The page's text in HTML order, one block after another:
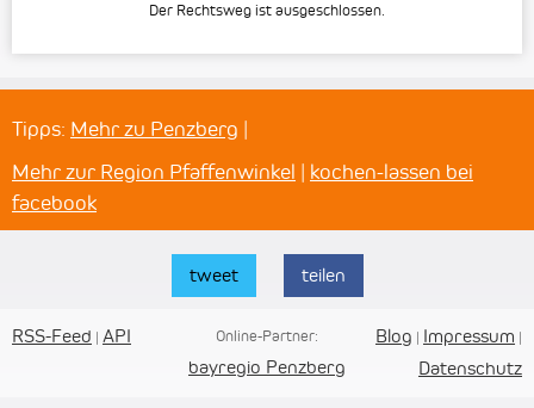
Der Rechtsweg ist ausgeschlossen.
Tipps: Mehr zu Penzberg
Mehr zur Region Pfaffenwinkel
kochen-lassen bei
facebook
tweet teilen
RSS-Feed | API Online-Partner:
bayregio Penzberg
Blog | Impressum |
Datenschutz